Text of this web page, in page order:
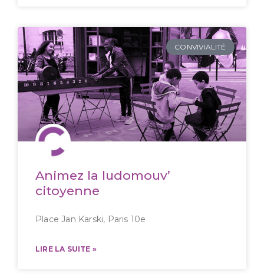
CONVIVIALITÉ
Animez la ludomouv’
citoyenne
Place Jan Karski, Paris 10e
LIRE LA SUITE »